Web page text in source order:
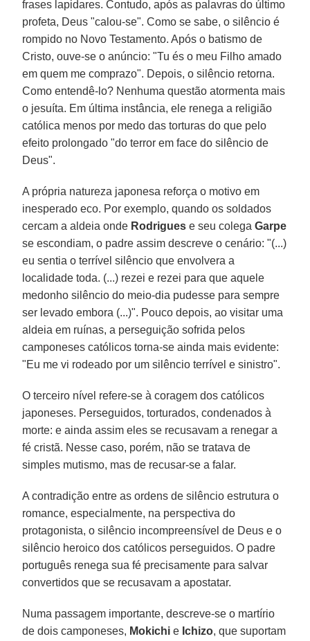
frases lapidares. Contudo, após as palavras do último
profeta, Deus "calou-se". Como se sabe, o silêncio é
rompido no Novo Testamento. Após o batismo de
Cristo, ouve-se o anúncio: "Tu és o meu Filho amado
em quem me comprazo". Depois, o silêncio retorna.
Como entendê-lo? Nenhuma questão atormenta mais
o jesuíta. Em última instância, ele renega a religião
católica menos por medo das torturas do que pelo
efeito prolongado "do terror em face do silêncio de
Deus".
A própria natureza japonesa reforça o motivo em
inesperado eco. Por exemplo, quando os soldados
cercam a aldeia onde Rodriguese seu colegaGarpe
se escondiam, o padre assim descreve o cenário: "(...)
eu sentia o terrível silêncio que envolvera a
localidade toda. (...) rezei e rezei para que aquele
medonho silêncio do meio-dia pudesse para sempre
ser levado embora (...)". Pouco depois, ao visitar uma
aldeia em ruínas, a perseguição sofrida pelos
camponeses católicos torna-se ainda mais evidente:
"Eu me vi rodeado por um silêncio terrível e sinistro".
O terceiro nível refere-se à coragem dos católicos
japoneses. Perseguidos, torturados, condenados à
morte: e ainda assim eles se recusavam a renegar a
fé cristã. Nesse caso, porém, não se tratava de
simples mutismo, mas de recusar-se a falar.
A contradição entre as ordens de silêncio estrutura o
romance, especialmente, na perspectiva do
protagonista, o silêncio incompreensível de Deus e o
silêncio heroico dos católicos perseguidos. O padre
português renega sua fé precisamente para salvar
convertidos que se recusavam a apostatar.
Numa passagem importante, descreve-se o martírio
de dois camponeses, Mokichi e Ichizo, que suportam